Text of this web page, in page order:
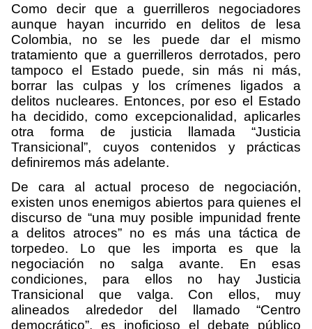
Como decir que a guerrilleros negociadores
aunque hayan incurrido en delitos de lesa
Colombia, no se les puede dar el mismo
tratamiento que a guerrilleros derrotados, pero
tampoco el Estado puede, sin más ni más,
borrar las culpas y los crímenes ligados a
delitos nucleares. Entonces, por eso el Estado
ha decidido, como excepcionalidad, aplicarles
otra forma de justicia llamada “Justicia
Transicional”, cuyos contenidos y prácticas
definiremos más adelante.
De cara al actual proceso de negociación,
existen unos enemigos abiertos para quienes el
discurso de “una muy posible impunidad frente
a delitos atroces” no es más una táctica de
torpedeo. Lo que les importa es que la
negociación no salga avante. En esas
condiciones, para ellos no hay Justicia
Transicional que valga. Con ellos, muy
alineados alrededor del llamado “Centro
democrático”, es inoficioso el debate público